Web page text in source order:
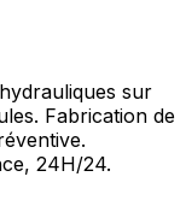
sur
Fabrication de
24H/24.